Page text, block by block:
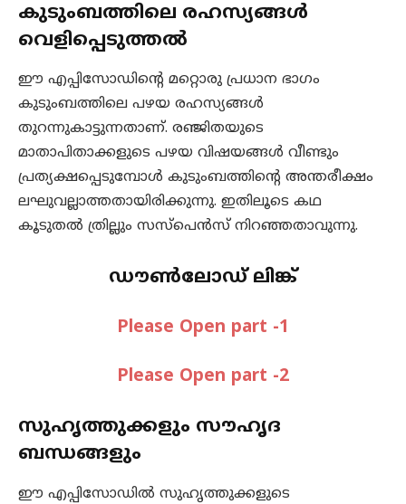
കുടുംബത്തിലെ രഹസ്യങ്ങൾ
വെളിപ്പെടുത്തൽ
ഈ എപ്പിസോഡിന്റെ മറ്റൊരു പ്രധാന ഭാഗം
കുടുംബത്തിലെ പഴയ രഹസ്യങ്ങൾ
തുറന്നുകാട്ടുന്നതാണ്. രഞ്ജിതയുടെ
മാതാപിതാക്കളുടെ പഴയ വിഷയങ്ങൾ വീണ്ടും
പ്രത്യക്ഷപ്പെടുമ്പോൾ കുടുംബത്തിന്റെ അന്തരീക്ഷം
ലഘുവല്ലാത്തതായിരിക്കുന്നു. ഇതിലൂടെ കഥ
കൂടുതൽ ത്രില്ലും സസ്പെൻസ് നിറഞ്ഞതാവുന്നു.
ഡൗൺലോഡ് ലിങ്ക്
Please Open part -1
Please Open part -2
സുഹൃത്തുക്കളും സൗഹൃദ
ബന്ധങ്ങളും
ഈ എപ്പിസോഡിൽ സുഹൃത്തുക്കളുടെ